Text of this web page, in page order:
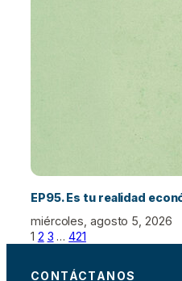
EP95. Es tu realidad
miércoles, agosto 5, 2026
1 2 3 … 421
CONTÁCTANOS